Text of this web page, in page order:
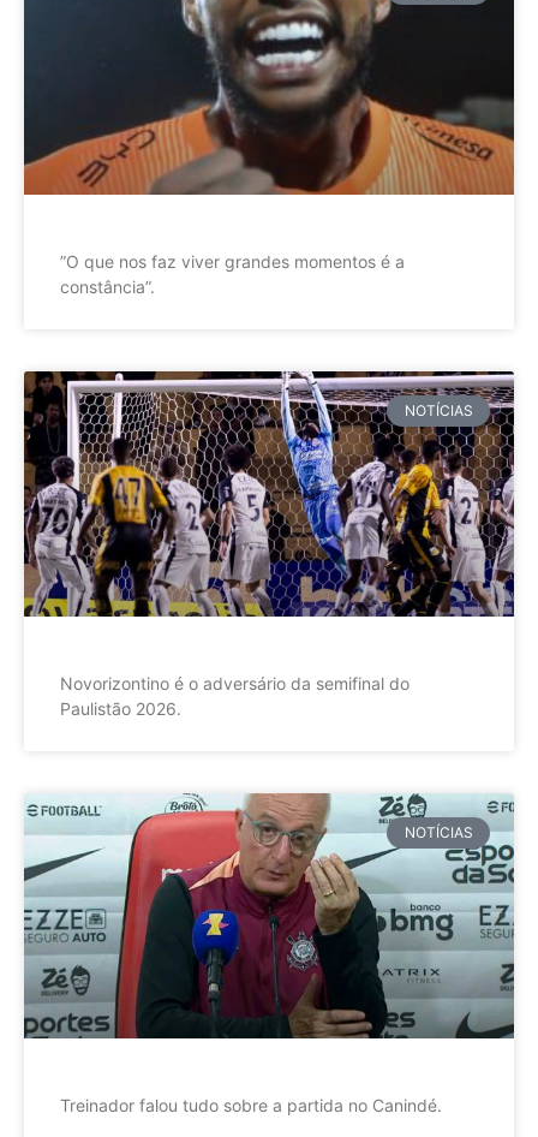
”O que nos faz viver grandes momentos é a
constância”.
NOTÍCIAS
Novorizontino é o adversário da semifinal do
Paulistão 2026.
NOTÍCIAS
Treinador falou tudo sobre a partida no Canindé.